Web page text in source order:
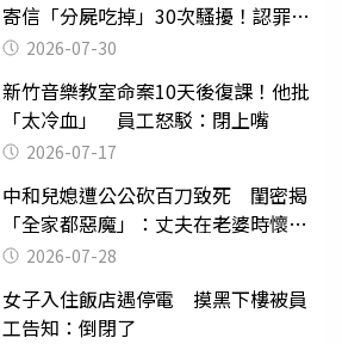
寄信「分屍吃掉」30次騷擾！認罪免
關 2026-07-30
新竹音樂教室命案10天後復課！他批
「太冷血」 員工怒駁：閉上嘴
2026-07-17
中和兒媳遭公公砍百刀致死 閨密揭
「全家都惡魔」：丈夫在老婆時懷孕
摔東西
2026-07-28
女子入住飯店遇停電 摸黑下樓被員
工告知：倒閉了